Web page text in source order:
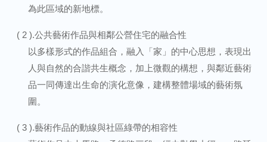
為此區域的新地標。
( 2 ).公共藝術作品與相鄰公營住宅的融合性
以多樣形式的作品組合，融入「家」的中心思想，表現出
人與自然的合諧共生概念，加上微觀的構想，與鄰近藝術
品一同傳達出生命的演化意像，建構整體場域的藝術氛
圍。
( 3 ).藝術作品的動線與社區綠帶的相容性